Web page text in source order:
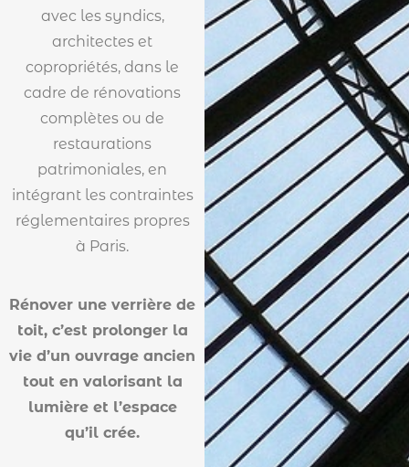
avec les syndics,
architectes et
copropriétés, dans le
cadre de rénovations
complètes ou de
restaurations
patrimoniales, en
intégrant les contraintes
réglementaires propres
à Paris.
Rénover une verrière de
toit, c’est prolonger la
vie d’un ouvrage ancien
tout en valorisant la
lumière et l’espace
qu’il crée.